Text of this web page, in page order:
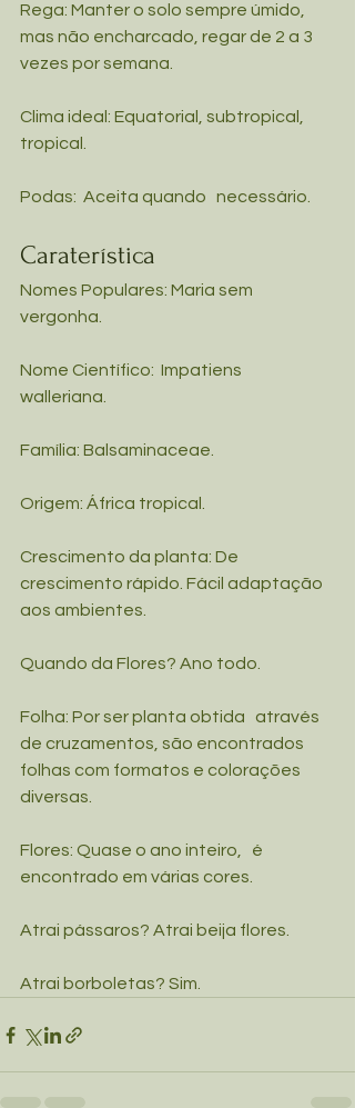
Rega: Manter o solo sempre úmido,
mas não encharcado, regar de 2 a 3
vezes por semana.
Clima ideal: Equatorial, subtropical,
tropical.
Podas:  Aceita quando   necessário.
Caraterística
Nomes Populares: Maria sem
vergonha.
Nome Científico:  Impatiens
walleriana.
Família: Balsaminaceae.
Origem: África tropical.
Crescimento da planta: De
crescimento rápido. Fácil adaptação
aos ambientes.
Quando da Flores? Ano todo.
Folha: Por ser planta obtida   através
de cruzamentos, são encontrados
folhas com formatos e colorações
diversas.
Flores: Quase o ano inteiro,   é
encontrado em várias cores.
Atrai pássaros? Atrai beija flores.
Atrai borboletas? Sim.